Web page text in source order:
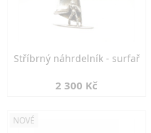
Stříbrný náhrdelník - surfař
2 300 Kč
NOVÉ